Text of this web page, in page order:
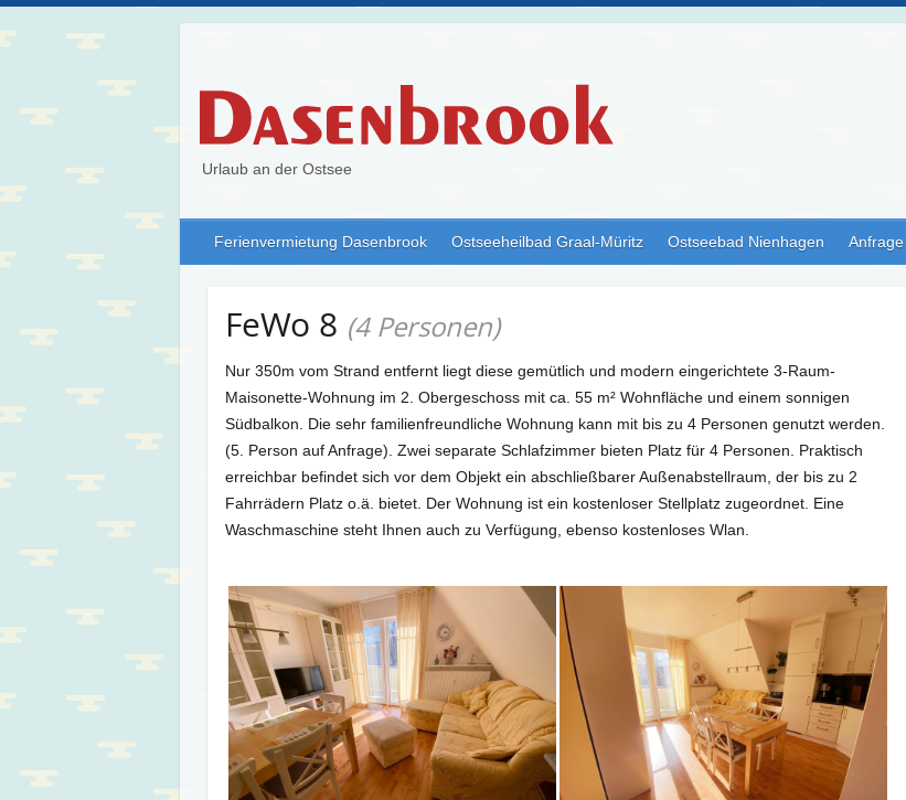
Urlaub an der Ostsee
Ferienvermietung Dasenbrook Ostseeheilbad Graal-Müritz Ostseebad Nienhagen Anfrage
FeWo 8 (4 Personen)
Nur 350m vom Strand entfernt liegt diese gemütlich und modern eingerichtete 3-Raum-
Maisonette-Wohnung im 2. Obergeschoss mit ca. 55 m² Wohnfläche und einem sonnigen
Südbalkon. Die sehr familienfreundliche Wohnung kann mit bis zu 4 Personen genutzt werden.
(5. Person auf Anfrage). Zwei separate Schlafzimmer bieten Platz für 4 Personen. Praktisch
erreichbar befindet sich vor dem Objekt ein abschließbarer Außenabstellraum, der bis zu 2
Fahrrädern Platz o.ä. bietet. Der Wohnung ist ein kostenloser Stellplatz zugeordnet. Eine
Waschmaschine steht Ihnen auch zu Verfügung, ebenso kostenloses Wlan.